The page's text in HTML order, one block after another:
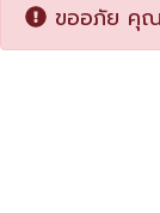
ขออภัย คุณ